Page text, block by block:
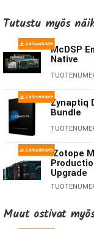
FutzBox
MC2000
ML4000
NF575
Revolver
Tutustu myös
McDSP
Native
Zynaptiq
Bundle
iZotope
Upgrade
iZotope
Muut ostivat